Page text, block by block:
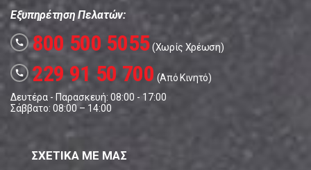
Εξυπηρέτηση Πελατών:
call 800 500 5055(Χωρίς Χρέωση)
call 229 91 50 700 (Από Κινητό)
Δευτέρα - Παρασκευή: 08:00 - 17:00
Σάββατο: 08:00 – 14:00
ΣΧΕΤΙΚΑ ΜΕ ΜΑΣ